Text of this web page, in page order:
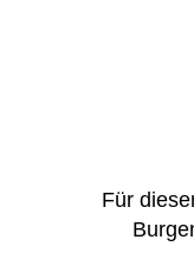
Für